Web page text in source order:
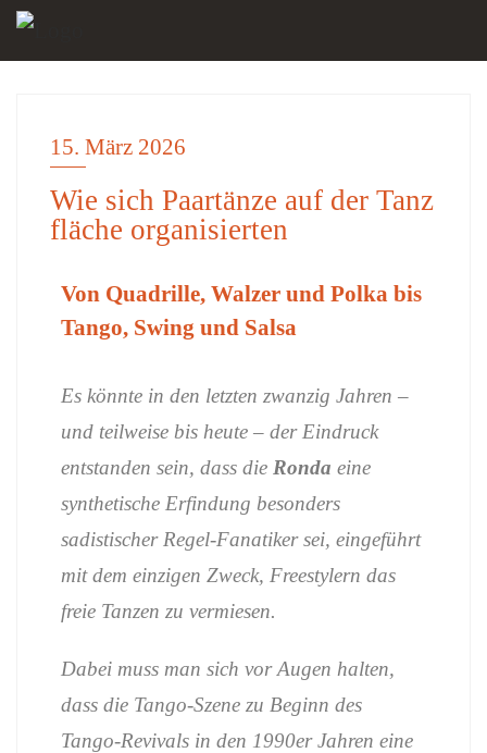
ALLGEMEIN
15. März 2026
Wie sich Paartänze auf der Tanz
fläche organisierten
Von Quadrille, Walzer und Polka bis
Tango, Swing und Salsa
Es könnte in den letzten zwanzig Jahren –
und teilweise bis heute – der Eindruck
entstanden sein, dass die Ronda eine
synthetische Erfindung besonders
sadistischer Regel-Fanatikersei, eingeführt
mitdem einzigen Zweck, Freestylern das
freie Tanzen zu vermiesen.
Dabei muss man sich vorAugen halten,
dass die Tango-Szene zu Beginn des
Tango-Revivals in den 1990erJahren eine